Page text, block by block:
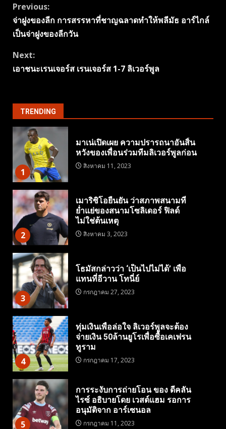
Continue
Reading
Previous:
จ่าฝูงของลีก การสรรหาที่ชาญฉลาดทำให้พลีมัธ อาร์ไกล์
เป็นจ่าฝูงของลีกวัน
Next:
เอาชนะเรนเจอร์ส เรนเจอร์ส 1-7 ลิเวอร์พูล
TRENDING
1
มาเน่เปิดเผย ความปรารถนาอันสิ้น
หวังของเพื่อนร่วมทีมลิเวอร์พูลก่อน
สิงหาคม 11, 2023
2
เมาริซิโอยืนยัน ว่าสภาพสนามที่
ย่ำแย่ของสนามโซลิเดอร์ ฟิลด์
ไม่ใช่ต้นเหตุ
สิงหาคม 3, 2023
3
โธมัสกล่าวว่า ‘เป็นไปไม่ได้’ เพื่อ
แทนที่อีวาน โทนี่ย์
กรกฎาคม 27, 2023
4
ทุ่มเงินเพื่อล่อใจ ลิเวอร์พูลจะต้อง
จ่ายเงิน 50ล้านยูโรเพื่อซื้อเคเฟรน
ทูราม
กรกฎาคม 17, 2023
5
การระงับการถ่ายโอน ของ ดีคลัน
ไรซ์ อธิบายโดย เวสต์แฮม รอการ
อนุมัติจาก อาร์เซนอล
กรกฎาคม 11, 2023